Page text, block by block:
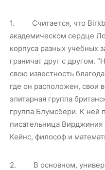
1. Считается, что
академическом сердце
корпуса разных учебных
граничат друг с другом.
свою известность
где он расположен, свои
элитарная группа
группа Блумсбери. К ней
писательница
Кейнс, философ и
2. В основном,